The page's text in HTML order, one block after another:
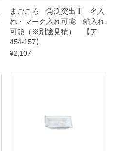
まごころ 角渕突出皿 名入
れ・マーク入れ可能 箱入れ
可能（※別途見積） 【ア
454-157】
¥2,107